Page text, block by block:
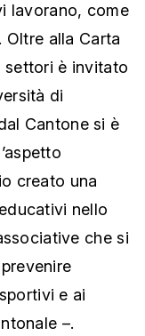
lavorano, come
alla Carta
settori è invitato
di
Cantone si è
creato una
nello
che si
e ai
–.